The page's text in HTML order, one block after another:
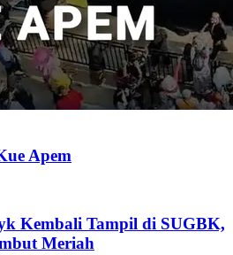
Apem
Kembali Tampil di SUGBK,
Meriah